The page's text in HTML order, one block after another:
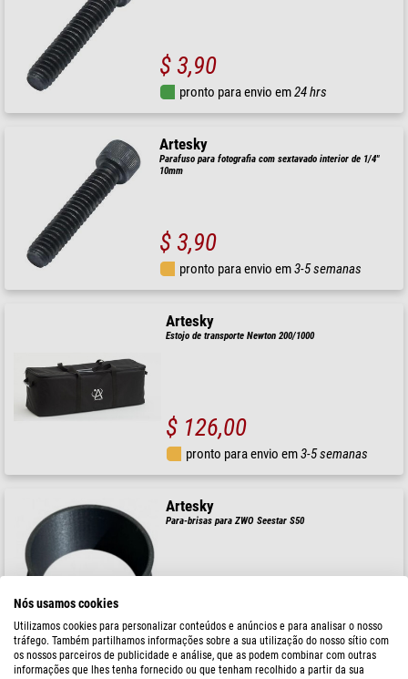
$ 3,90
pronto para envio em24 hrs
Artesky
Parafuso para fotografia com sextavado interior de 1/4"
10mm
$ 3,90
pronto para envio em3-5 semanas
Artesky
Estojo de transporte Newton 200/1000
$ 126,00
pronto para envio em3-5 semanas
Artesky
Para-brisas para ZWO Seestar S50
pronto para envio em24 hrs
Nós usamos cookies
Utilizamos cookies para personalizar conteúdos e anúncios e para analisar o nosso
tráfego. Também partilhamos informações sobre a sua utilização do nosso sítio com
os nossos parceiros de publicidade e análise, que as podem combinar com outras
informações que lhes tenha fornecido ou que tenham recolhido a partir da sua